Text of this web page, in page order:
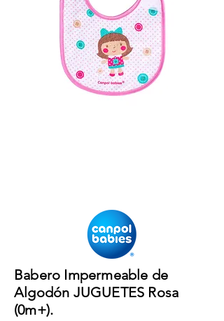
Babero Impermeable de
Algodón JUGUETES Rosa
(0m+).